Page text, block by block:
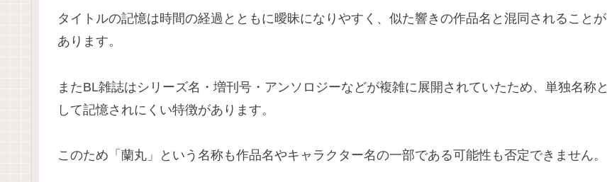
タイトルの記憶は時間の経過とともに曖昧になりやすく、似た響きの作品名と混同されることが
あります。
またBL雑誌はシリーズ名・増刊号・アンソロジーなどが複雑に展開されていたため、単独名称と
して記憶されにくい特徴があります。
このため「蘭丸」という名称も作品名やキャラクター名の一部である可能性も否定できません。